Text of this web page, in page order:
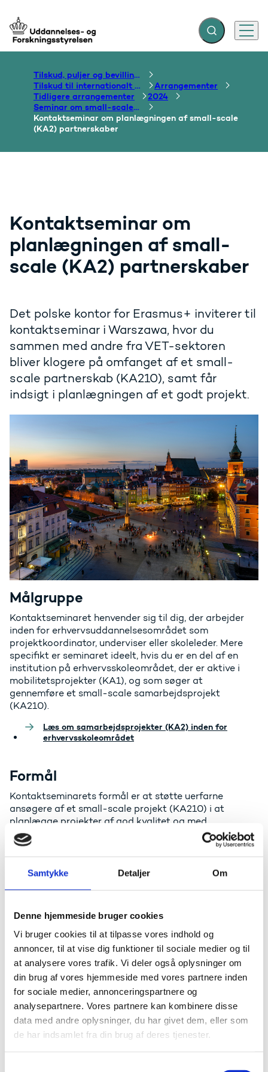
Samtykke Detaljer Om
Denne hjemmeside bruger cookies
Vi bruger cookies til at tilpasse vores indhold og
annoncer, til at vise dig funktioner til sociale medier og til
at analysere vores trafik. Vi deler også oplysninger om
din brug af vores hjemmeside med vores partnere inden
for sociale medier, annonceringspartnere og
analysepartnere. Vores partnere kan kombinere disse
data med andre oplysninger, du har givet dem, eller som
de har indsamlet fra din brug af deres tjenester.
Gå til forsiden Fold søgefelt ud
Menu
Tilskud, puljer og bevillinger
Tilskud til internationalt samarbejde om uddannelse
Arrangementer
Tidligere arrangementer
2024
Seminar om small-scale partnerskaber i Warszawa
Kontaktseminar om planlægningen af small-scale
(KA2) partnerskaber
Kontaktseminar om
planlægningen af small-
scale (KA2) partnerskaber
Det polske kontor for Erasmus+ inviterer til
kontaktseminar i Warszawa, hvor du
sammen med andre fra VET-sektoren
bliver klogere på omfanget af et small-
scale partnerskab (KA210), samt får
indsigt i planlægningen af et godt projekt.
Målgruppe
Kontaktseminaret henvender sig til dig, der arbejder
inden for erhvervsuddannelsesområdet som
projektkoordinator, underviser eller skoleleder. Mere
specifikt er seminaret ideelt, hvis du er en del af en
institution på erhvervsskoleområdet, der er aktive i
mobilitetsprojekter (KA1), og som søger at
gennemføre et small-scale samarbejdsprojekt
(KA210).
Læs om samarbejdsprojekter (KA2) inden for
erhvervsskoleområdet
Formål
Kontaktseminarets formål er at støtte uerfarne
ansøgere af et small-scale projekt (KA210) i at
planlægge projekter af god kvalitet og med
indvirkning på erhvervsskoleområdet samt at finde og
opbygge nye partnerskaber.
På seminaret får deltagerne derfor mulighed for at:
Netværke med andre institutioner på
Udvide deres viden om small-scale partnerskaber
og projekter
Finde nye mulige partnere til et small-scale
samarbejdsprojekt
Finde inspiration og øget motivation til nye
projektidéer
Praktisk